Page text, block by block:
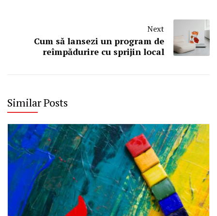
Next
Cum să lansezi un program de
reîmpădurire cu sprijin local
Similar Posts